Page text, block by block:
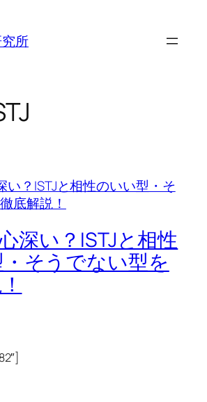
所
深い？ISTJと相性
そうでない型を